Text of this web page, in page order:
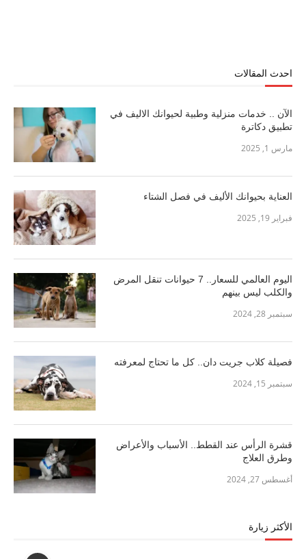
احدث المقالات
الآن .. خدمات منزلية وطبية لحيوانك الاليف في
تطبيق دكاترة
مارس 1, 2025
العناية بحيوانك الأليف في فصل الشتاء
فبراير 19, 2025
اليوم العالمي للسعار.. 7 حيوانات تنقل المرض
والكلب ليس بينهم
سبتمبر 28, 2024
فصيلة كلاب جريت دان.. كل ما تحتاج لمعرفته
سبتمبر 15, 2024
قشرة الرأس عند القطط.. الأسباب والأعراض
وطرق العلاج
أغسطس 27, 2024
الأكثر زيارة